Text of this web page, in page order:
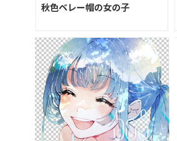
秋色ベレー帽の女の子